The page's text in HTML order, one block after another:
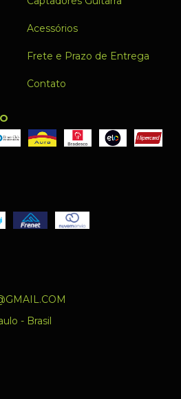
Acessórios
Frete e Prazo de Entrega
Contato
- Brasil